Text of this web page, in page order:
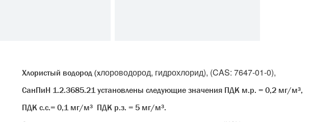
Хлористый водород (хлороводород, гидрохлорид), (CAS: 7647-01-0),
СанПиН 1.2.3685.21 установлены следующие значения ПДК м.р. = 0,2 мг/м³,
ПДК с.с.= 0,1 мг/м³ ПДК р.з. = 5 мг/м³.